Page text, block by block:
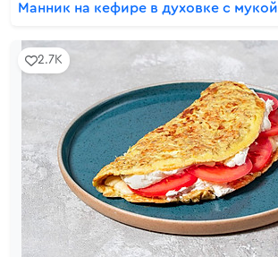
Манник на кефире в духовке с мукой
2.7K